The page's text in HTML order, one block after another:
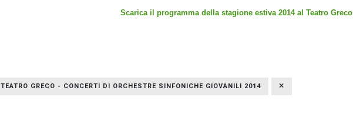
Scarica il programma della stagione estiva 2014 al Teatro Greco
TEATRO GRECO - CONCERTI DI ORCHESTRE SINFONICHE GIOVANILI 2014